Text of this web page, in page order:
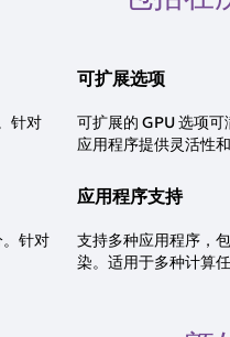
针对
可扩展选项
可扩展的 GPU 选项
应用程序提供灵活性和
针对
应用程序支持
支持多种应用程序，
染。适用于多种计算任